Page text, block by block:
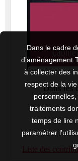
Dans les
Liste des
Dans le cadre
d’aménagement
à collecter des
respect de la
traitements
temps de lire
paramétrer